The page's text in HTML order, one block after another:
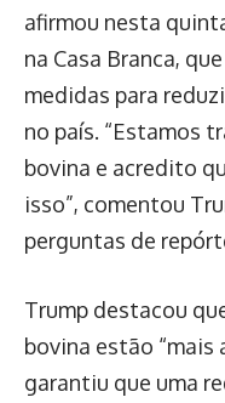
afirmou nesta
na Casa Branca,
medidas para
no país. “Estamos
bovina e acredito
isso”, comentou
perguntas de
Trump destacou
bovina estão “mais
garantiu que uma